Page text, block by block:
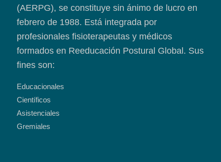
(AERPG), se constituye sin ánimo de lucro en
febrero de 1988. Está integrada por
profesionales fisioterapeutas y médicos
formados en Reeducación Postural Global. Sus
fines son:
Educacionales
Científicos
Asistenciales
Gremiales